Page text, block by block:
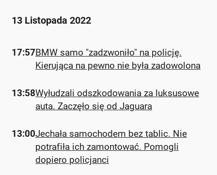
13 Listopada 2022
17:57BMW samo "zadzwoniło" na policję.
Kierująca na pewno nie była zadowolona
13:58Wyłudzali odszkodowania za luksusowe
auta. Zaczęło się od Jaguara
13:00Jechała samochodem bez tablic. Nie
potrafiła ich zamontować. Pomogli
dopiero policjanci